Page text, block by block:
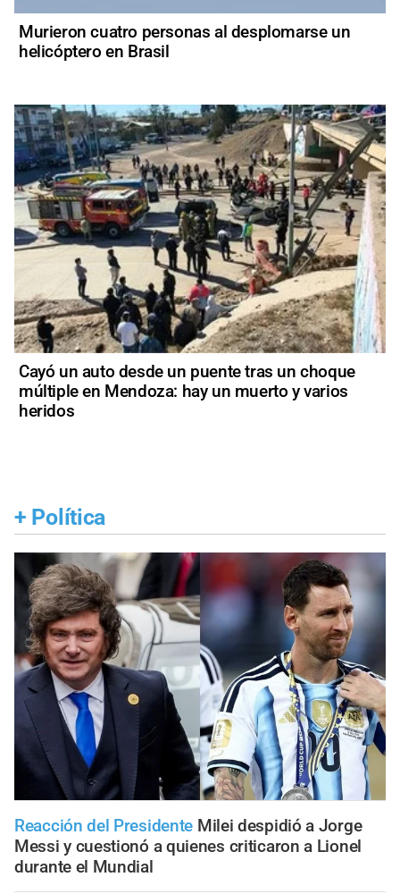
Murieron cuatro personas al desplomarse un
helicóptero en Brasil
Cayó un auto desde un puente tras un choque
múltiple en Mendoza: hay un muerto y varios
heridos
+ Política
Reacción del Presidente Milei despidió a Jorge
Messi y cuestionó a quienes criticaron a Lionel
durante el Mundial